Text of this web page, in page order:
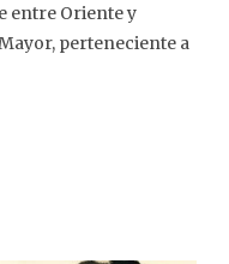
entre Oriente y
perteneciente a